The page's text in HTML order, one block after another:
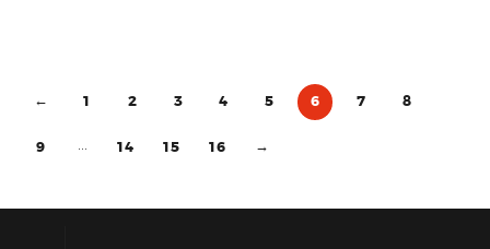
← 1 2 3 4 5 6 7 8
9 14 15 16 →